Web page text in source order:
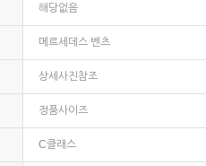
해당없음
메르세데스 벤츠
상세사진참조
정품사이즈
C클래스